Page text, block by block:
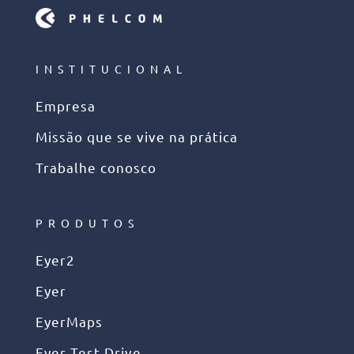
INSTITUCIONAL
Empresa
Missão que se vive na prática
Trabalhe conosco
PRODUTOS
Eyer2
Eyer
EyerMaps